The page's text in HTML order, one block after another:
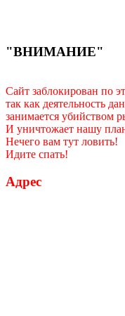
"ВНИМАНИЕ"
Сайт заблокирован по
так как деятельность
занимается убийством
И уничтожает нашу
Нечего вам тут ловить!
Идите спать!
Адрес